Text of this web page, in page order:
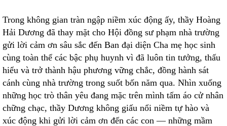
Trong không gian tràn ngập niềm xúc động ấy, thầy Hoàng
Hải Dương đã thay mặt cho Hội đồng sư phạm nhà trường
gửi lời cảm ơn sâu sắc đến Ban đại diện Cha mẹ học sinh
cùng toàn thể các bậc phụ huynh vì đã luôn tin tưởng, thấu
hiểu và trở thành hậu phương vững chắc, đồng hành sát
cánh cùng nhà trường trong suốt bốn năm qua. Nhìn xuống
những học trò thân yêu đang mặc trên mình tấm áo cử nhân
chững chạc, thầy Dương không giấu nổi niềm tự hào và
xúc động khi gửi lời cảm ơn đến các con — những mầm